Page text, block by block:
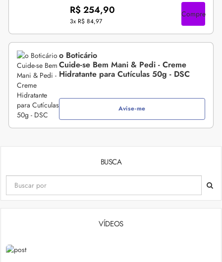
R$ 254,90
3x R$ 84,97
Compre
o Boticário
Cuide-se Bem Mani & Pedi - Creme
Hidratante para Cutículas 50g - DSC
Avise-me
BUSCA
VÍDEOS